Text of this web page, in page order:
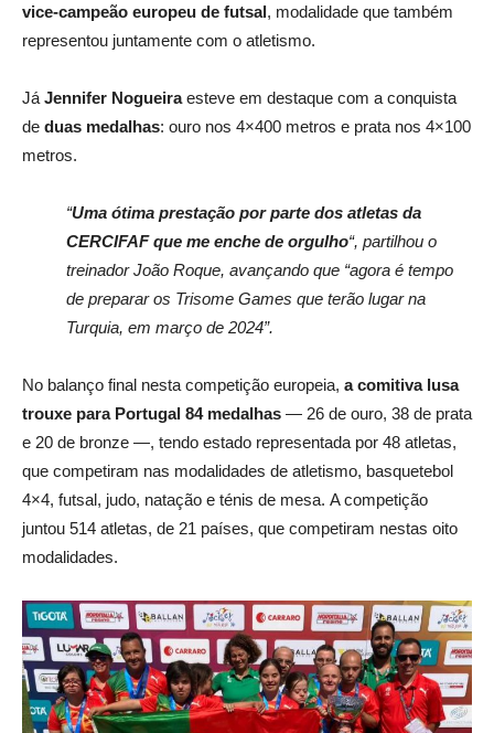
vice-campeão europeu de futsal, modalidade que também
representou juntamente com o atletismo.
Já Jennifer Nogueiraesteve em destaque com a conquista
de duas medalhas: ouro nos 4×400 metros e prata nos 4×100
metros.
“Uma ótima prestação por parte dos atletas da
CERCIFAF que me enche de orgulho“, partilhou o
treinador João Roque, avançando que “agora é tempo
de preparar os Trisome Games que terão lugar na
Turquia, em março de 2024”.
No balanço final nesta competição europeia, a comitiva lusa
trouxe para Portugal 84 medalhas — 26 de ouro, 38 de prata
e 20 de bronze —, tendo estado representada por 48 atletas,
que competiram nas modalidades de atletismo, basquetebol
4×4, futsal, judo, natação e ténis de mesa. A competição
juntou 514 atletas, de 21 países, que competiram nestas oito
modalidades.